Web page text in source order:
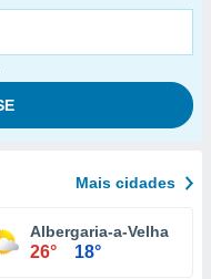
Mais cidades
Albergaria-a-Velha
26° 18°